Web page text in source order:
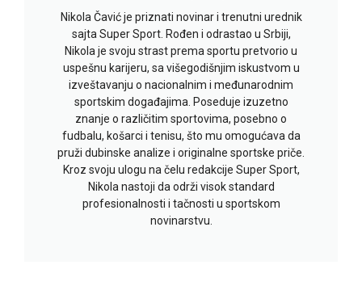
Nikola Čavić je priznati novinar i trenutni urednik
sajta Super Sport. Rođen i odrastao u Srbiji,
Nikola je svoju strast prema sportu pretvorio u
uspešnu karijeru, sa višegodišnjim iskustvom u
izveštavanju o nacionalnim i međunarodnim
sportskim događajima. Poseduje izuzetno
znanje o različitim sportovima, posebno o
fudbalu, košarci i tenisu, što mu omogućava da
pruži dubinske analize i originalne sportske priče.
Kroz svoju ulogu na čelu redakcije Super Sport,
Nikola nastoji da održi visok standard
profesionalnosti i tačnosti u sportskom
novinarstvu.